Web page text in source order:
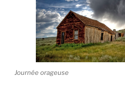
Journée orageuse